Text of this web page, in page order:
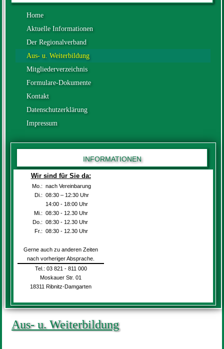
Home
Aktuelle Informationen
Der Regionalverband
Aus- u. Weiterbildung
Mitgliederverzeichnis
Formulare-Dokumente
Kontakt
Datenschutzerklärung
Impressum
INFORMATIONEN
Wir sind für Sie da:
Mo.:
Di.:
Mi.:
Do.:
Fr.:
nach Vereinbarung
08:30 – 12:30 Uhr
14:00 - 18:00 Uhr
08:30 - 12.30 Uhr
08:30 - 12.30 Uhr
08:30 - 12.30 Uhr
Gerne auch zu anderen Zeiten
nach vorheriger Absprache.
Tel.: 03 821 - 811 000
Moskauer Str. 01
18311 Ribnitz-Damgarten
Aus- u. Weiterbildung